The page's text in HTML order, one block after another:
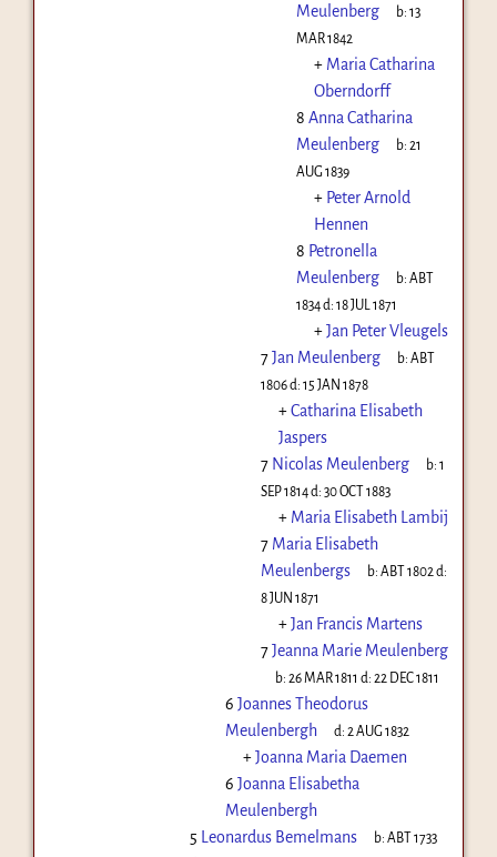
Meulenberg
b:13
MAR 1842
+ Maria Catharina
Oberndorff
8 Anna Catharina
Meulenberg
b:21
AUG 1839
+ Peter Arnold
Hennen
8 Petronella
Meulenberg
b:ABT
1834d: 18 JUL 1871
+Jan Peter Vleugels
7Jan Meulenberg b:ABT
1806d: 15 JAN 1878
+Catharina Elisabeth
Jaspers
7 Nicolas Meulenberg b:1
SEP 1814d: 30 OCT 1883
+ Maria Elisabeth Lambij
7 Maria Elisabeth
Meulenbergs
b:ABT 1802 d:
8 JUN 1871
+Jan Francis Martens
7Jeanna Marie Meulenberg
b:26 MAR 1811 d:22 DEC 1811
6 Joannes Theodorus
Meulenbergh
d:2 AUG 1832
+Joanna Maria Daemen
6 Joanna Elisabetha
Meulenbergh
5 Leonardus Bemelmans b:ABT 1733